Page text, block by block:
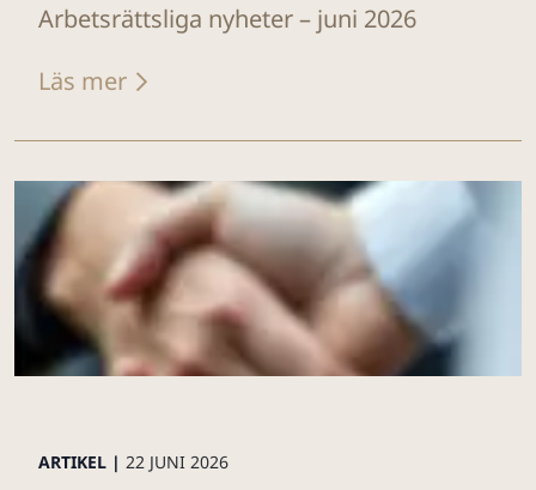
Arbetsrättsliga nyheter – juni 2026
Läs mer
ARTIKEL | 22 JUNI 2026